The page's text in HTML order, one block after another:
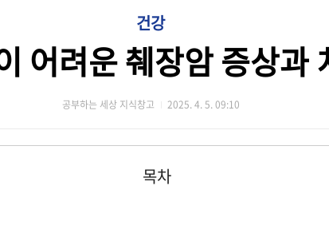
건강
어려운 췌장암 증상과
공부하는 세상 지식창고 2025. 4. 5. 09:10
목차